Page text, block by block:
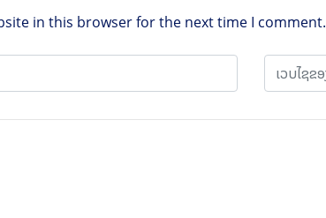
in this browser for the next time I comment.